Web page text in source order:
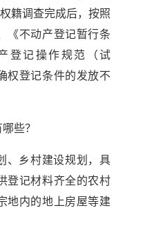
籍调查完成后，按照
《不动产登记暂行条
登记操作规范（试
权登记条件的发放不
些？
、乡村建设规划，具
登记材料齐全的农村
地内的地上房屋等建